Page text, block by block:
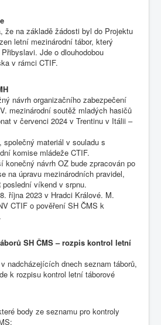
že na základě žádosti byl do Projektu
letní mezinárodní tábor, který
Jde o dlouhodobou
v rámci CTIF.
návrh organizačního zabezpečení
mezinárodní soutěž mladých hasičů
v červenci 2024 v Trentinu v Itálii –
materiál v souladu s
komise mládeže CTIF.
konečný návrh OZ bude zpracován po
na úpravu mezinárodních pravidel,
víkend v srpnu.
října 2023 v Hradci Králové. M.
CTIF o pověření SH ČMS k
SH ČMS – rozpis kontrol letní
nadcházejících dnech seznam táborů,
k rozpisu kontrol letní táborové
body ze seznamu pro kontroly